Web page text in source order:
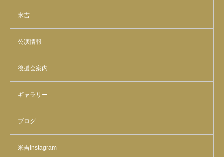
米吉
公演情報
後援会案内
ギャラリー
ブログ
米吉Instagram